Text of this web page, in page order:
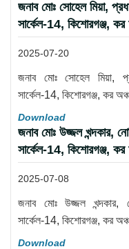
জনাব মোঃ সোহেল মিয়া,
সার্কেল-14, কিশোরগঞ্জ,
2025-07-20
জনাব মোঃ সোহেল মিয়া,
সার্কেল-14, কিশোরগঞ্জ, কর
Download
জনাব মোঃ উজ্জল খন্দকার,
সার্কেল-14, কিশোরগঞ্জ,
2025-07-08
জনাব মোঃ উজ্জল খন্দকার,
সার্কেল-14, কিশোরগঞ্জ, কর
Download